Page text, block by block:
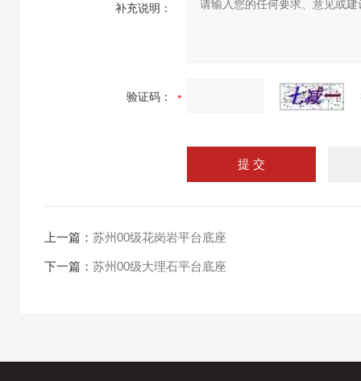
补充说明：
验证码：
上一篇： 苏州00级花岗岩平台底座
下一篇： 苏州00级大理石平台底座